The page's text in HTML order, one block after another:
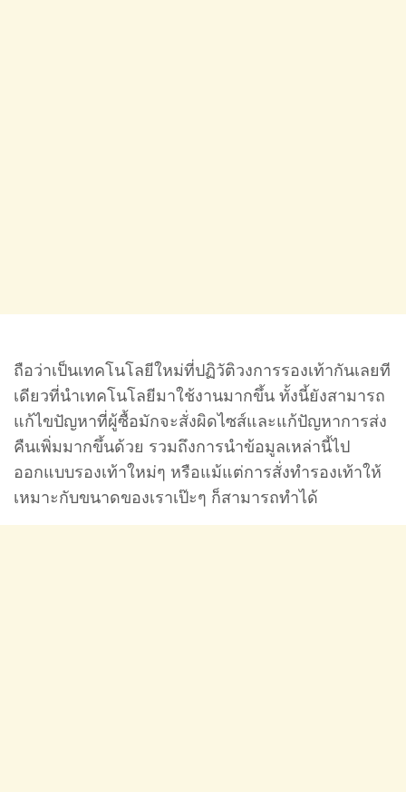
ถือว่าเป็นเทคโนโลยีใหม่ที่ปฏิวัติวงการรองเท้ากันเลยที
เดียวที่นำเทคโนโลยีมาใช้งานมากขึ้น ทั้งนี้ยังสามารถ
แก้ไขปัญหาที่ผู้ซื้อมักจะสั่งผิดไซส์และแก้ปัญหาการส่ง
คืนเพิ่มมากขึ้นด้วย รวมถึงการนำข้อมูลเหล่านี้ไป
ออกแบบรองเท้าใหม่ๆ หรือแม้แต่การสั่งทำรองเท้าให้
เหมาะกับขนาดของเราเป๊ะๆ ก็สามารถทำได้